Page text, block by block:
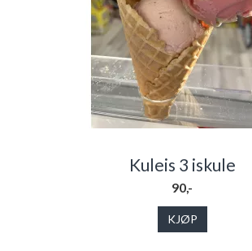
Kuleis 3 iskule
90,-
KJØP